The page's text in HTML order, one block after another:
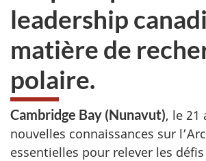
leadership
matière de
polaire.
Cambridge Bay (Nunavut), le 21
nouvelles connaissances sur
essentielles pour relever les